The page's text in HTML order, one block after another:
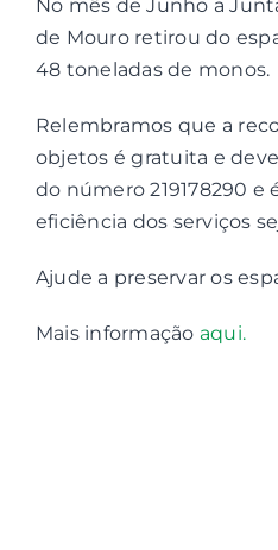
Espaço
No mês de Junho a
de Mouro retirou do
48 toneladas de monos.
Relembramos que a
objetos é gratuita e
do número 219178290 e
eficiência dos serviços
Ajude a preservar os
Mais informação aqui.